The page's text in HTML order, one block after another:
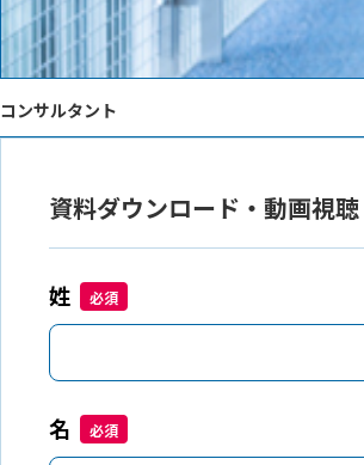
コンサルタント
資料ダウンロード・動画視聴